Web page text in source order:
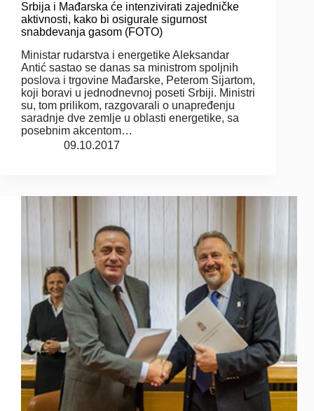
Srbija i Mađarska će intenzivirati zajedničke
aktivnosti, kako bi osigurale sigurnost
snabdevanja gasom (FOTO)
Ministar rudarstva i energetike Aleksandar
Antić sastao se danas sa ministrom spoljnih
poslova i trgovine Mađarske, Peterom Sijartom,
koji boravi u jednodnevnoj poseti Srbiji. Ministri
su, tom prilikom, razgovarali o unapređenju
saradnje dve zemlje u oblasti energetike, sa
posebnim akcentom…
09.10.2017